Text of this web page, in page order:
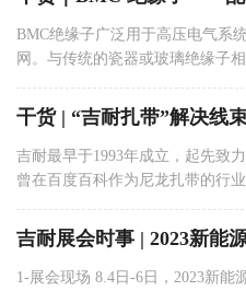
与仪器...
BMC绝缘子广泛用于高压电气系
网。与传统的瓷器或玻璃绝缘子
具有出色的介电性能，使其在防
了电气...
吉耐最早于1993年成立，起先致
曾在百度百科作为尼龙扎带的行
选择适合您行业的尼龙扎带、辨
您进行...
1-展会现场 8.4日-6日，2023新